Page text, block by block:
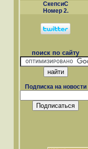
СкепсиС
Номер 2.
поиск по сайту
Подписка на новости